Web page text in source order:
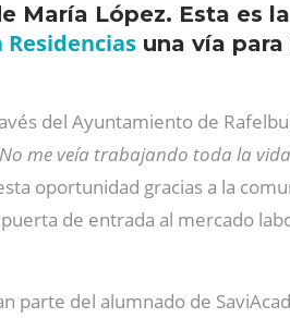
María López. Esta es
Residencias una vía
del Ayuntamiento de
me veía trabajando toda la
oportunidad gracias a la
de entrada al mercado
parte del alumnado de